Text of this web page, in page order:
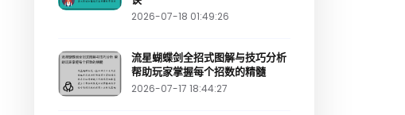
2026-07-18 01:49:26
流星蝴蝶剑全招式图解与技巧分析
帮助玩家掌握每个招数的精髓
2026-07-17 18:44:27